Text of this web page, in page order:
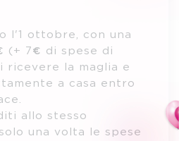
l'1 ottobre, con una
(+ 7€ di spese di
ricevere la maglia e
a casa entro
allo stesso
una volta le spese